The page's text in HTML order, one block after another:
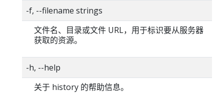
-f, --filename strings
文件名、目录或文件 URL，用于标识要从服务器
获取的资源。
-h, --help
关于 history 的帮助信息。